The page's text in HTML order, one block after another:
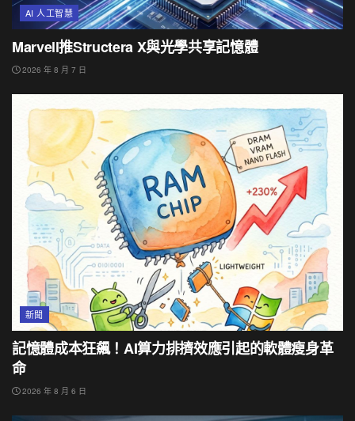
AI 人工智慧
Marvell推Structera X與光學共享記憶體
2026 年 8 月 7 日
新聞
記憶體成本狂飆！AI算力排擠效應引起的軟體瘦身革
命
2026 年 8 月 6 日